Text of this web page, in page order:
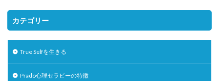
カテゴリー
True Selfを生きる
Prado心理セラピーの特徴